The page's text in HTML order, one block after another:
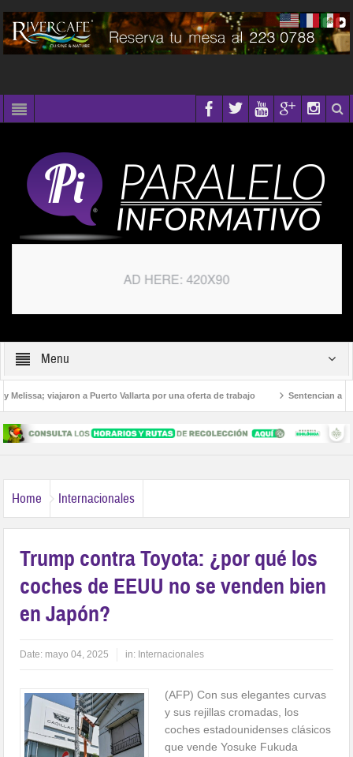
Menu
viajaron a Puerto Vallarta por una oferta de trabajo Sentencian a 36
Home Internacionales
Trump contra Toyota: ¿por qué los
coches de EEUU no se venden bien
en Japón?
Date: mayo 04, 2025 in: Internacionales
(AFP) Con sus elegantes curvas
y sus rejillas cromadas, los
coches estadounidenses clásicos
que vende Yosuke Fukuda